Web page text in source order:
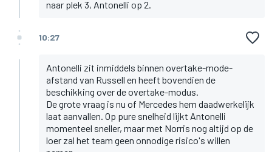
naar plek 3, Antonelli op 2.
10:27
Antonelli zit inmiddels binnen overtake-mode-
afstand van Russell en heeft bovendien de
beschikking over de overtake-modus.
De grote vraag is nu of Mercedes hem daadwerkelijk
laat aanvallen. Op pure snelheid lijkt Antonelli
momenteel sneller, maar met Norris nog altijd op de
loer zal het team geen onnodige risico's willen